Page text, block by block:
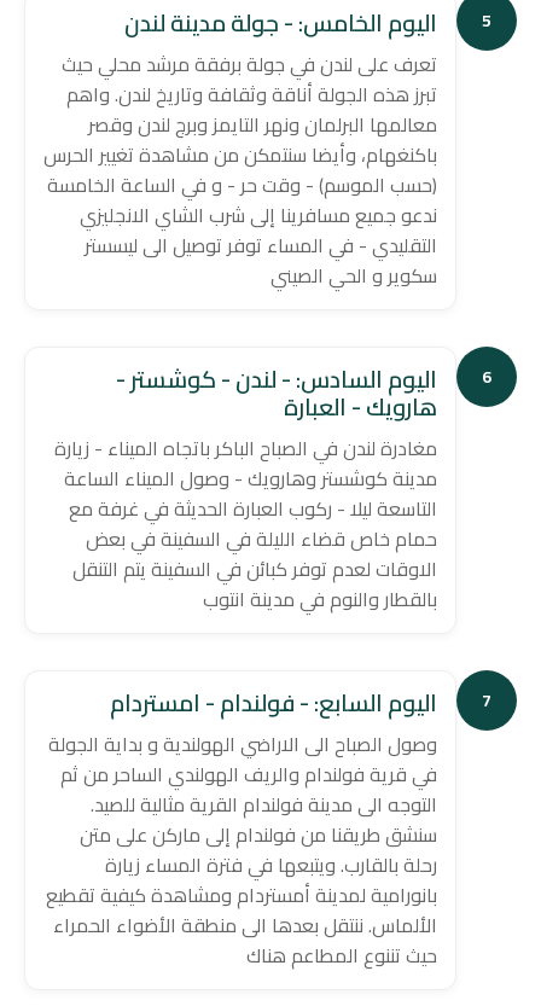
5 اليوم الخامس: - جولة مدينة لندن
تعرف على لندن في جولة برفقة مرشد محلي حيث
تبرز هذه الجولة أناقة وثقافة وتاريخ لندن. واهم
معالمها البرلمان ونهر التايمز وبرج لندن وقصر
باكنغهام، وأيضا سنتمكن من مشاهدة تغيير الحرس
(حسب الموسم) - وقت حر - و في الساعة الخامسة
ندعو جميع مسافرينا إلى شرب الشاي الانجليزي
التقليدي - في المساء توفر توصيل الى ليسستر
سكوير و الحي الصيني
6 اليوم السادس: - لندن - كوشستر -
هارويك - العبارة
مغادرة لندن في الصباح الباكر باتجاه الميناء - زيارة
مدينة كوشستر وهارويك - وصول الميناء الساعة
التاسعة ليلا - ركوب العبارة الحديثة في غرفة مع
حمام خاص قضاء الليلة في السفينة في بعض
الاوقات لعدم توفر كبائن في السفينة يتم التنقل
بالقطار والنوم في مدينة انتوب
7 اليوم السابع: - فولندام - امستردام
وصول الصباح الى الاراضي الهولندية و بداية الجولة
في قرية فولندام والريف الهولندي الساحر من ثم
التوجه الى مدينة فولندام القرية مثالية للصيد.
سنشق طريقنا من فولندام إلى ماركن على متن
رحلة بالقارب. ويتبعها في فترة المساء زيارة
بانورامية لمدينة أمستردام ومشاهدة كيفية تقطيع
الألماس. ننتقل بعدها الى منطقة الأضواء الحمراء
حيث تننوع المطاعم هناك